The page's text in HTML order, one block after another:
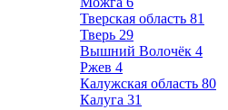
Тверская область 81
Тверь 29
Вышний Волочёк 4
Ржев 4
Калужская область 80
Калуга 31